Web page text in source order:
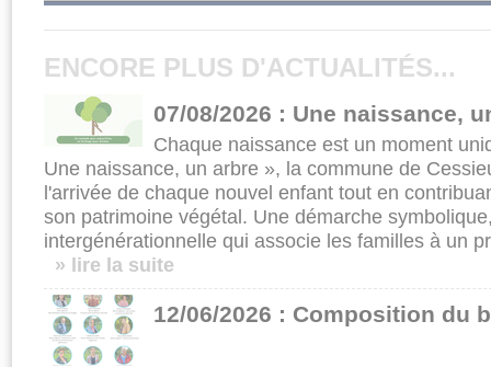
ENCORE PLUS D'ACTUALITÉS...
07/08/2026 : Une naissance,
Chaque naissance est un moment
Une naissance, un arbre », la commune de
l'arrivée de chaque nouvel enfant tout en
son patrimoine végétal. Une démarche
intergénérationnelle qui associe les familles à un
» lire la suite
12/06/2026 : Composition du